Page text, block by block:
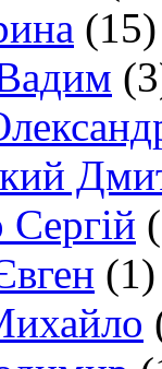
(15)
(1)